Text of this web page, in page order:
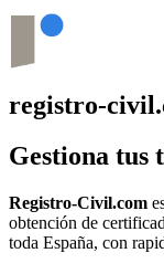
registro-
Gestiona tus
Registro-Civil.com
obtención de
toda España, con